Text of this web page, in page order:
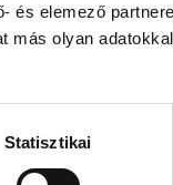
és elemező
más olyan
Statisztikai
Csaba